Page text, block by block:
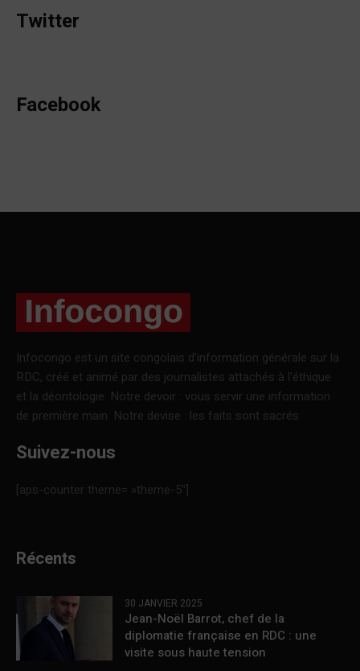
Twitter
Facebook
Infocongo est un site congolais d’information générale sur la
RDC, créé et animé par des journalistes attachés à l’éthique
et la déontologie. Notre devoir : vous servir une information
de première main. Notre devise : les faits sont sacrés.
Suivez-nous
[aps-counter theme= »theme-5″]
Récents
30 JANVIER 2025
Jean-Noël Barrot, chef de la
diplomatie française en RDC : une
visite sous haute tension